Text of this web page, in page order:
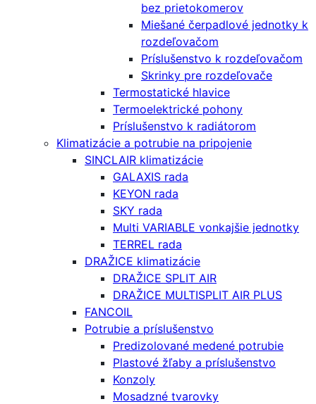
bez prietokomerov
Miešané čerpadlové jednotky k
rozdeľovačom
Príslušenstvo k rozdeľovačom
Skrinky pre rozdeľovače
Termostatické hlavice
Termoelektrické pohony
Príslušenstvo k radiátorom
Klimatizácie a potrubie na pripojenie
SINCLAIR klimatizácie
GALAXIS rada
KEYON rada
SKY rada
Multi VARIABLE vonkajšie jednotky
TERREL rada
DRAŽICE klimatizácie
DRAŽICE SPLIT AIR
DRAŽICE MULTISPLIT AIR PLUS
FANCOIL
Potrubie a príslušenstvo
Predizolované medené potrubie
Plastové žľaby a príslušenstvo
Konzoly
Mosadzné tvarovky